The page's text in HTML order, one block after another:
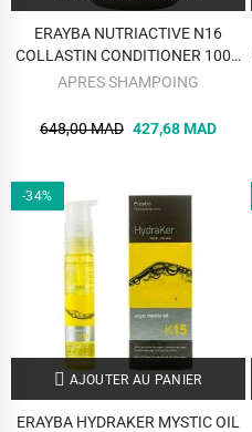
ERAYBA NUTRIACTIVE N16
COLLASTIN CONDITIONER 1000
ML
APRES SHAMPOING
648,00 MAD 427,68 MAD
-34%
AJOUTER AU PANIER
ERAYBA HYDRAKER MYSTIC OIL